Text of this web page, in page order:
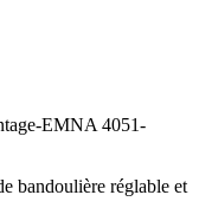
EMNA 4051-
bandoulière réglable et